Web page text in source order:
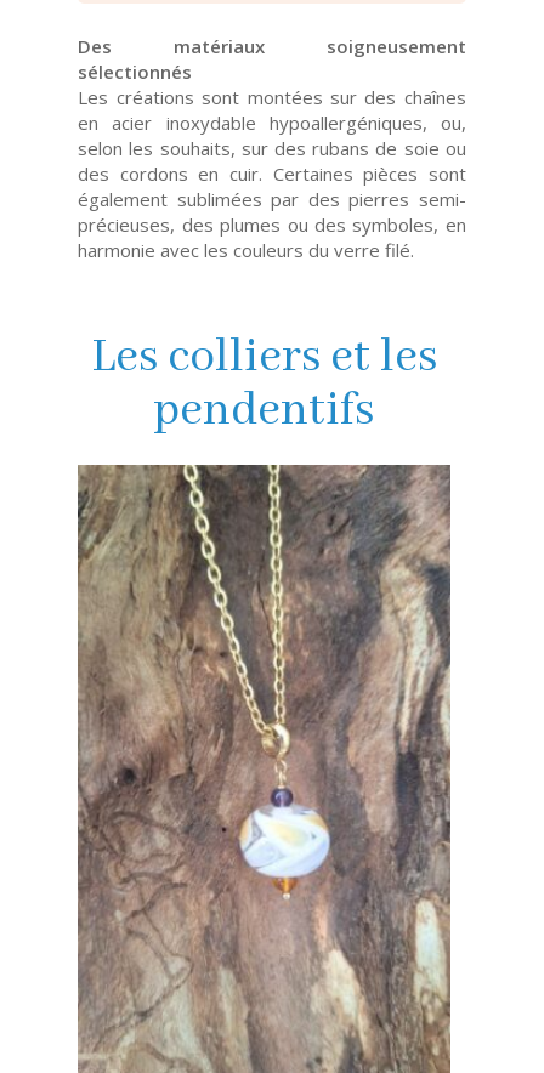
Des matériaux soigneusement
sélectionnés
Les créations sont montées sur des chaînes
en acier inoxydable hypoallergéniques, ou,
selon les souhaits, sur des rubans de soie ou
des cordons en cuir. Certaines pièces sont
également sublimées par des pierres semi-
précieuses, des plumes ou des symboles, en
harmonie avec les couleurs du verre filé.
Les colliers et les
pendentifs